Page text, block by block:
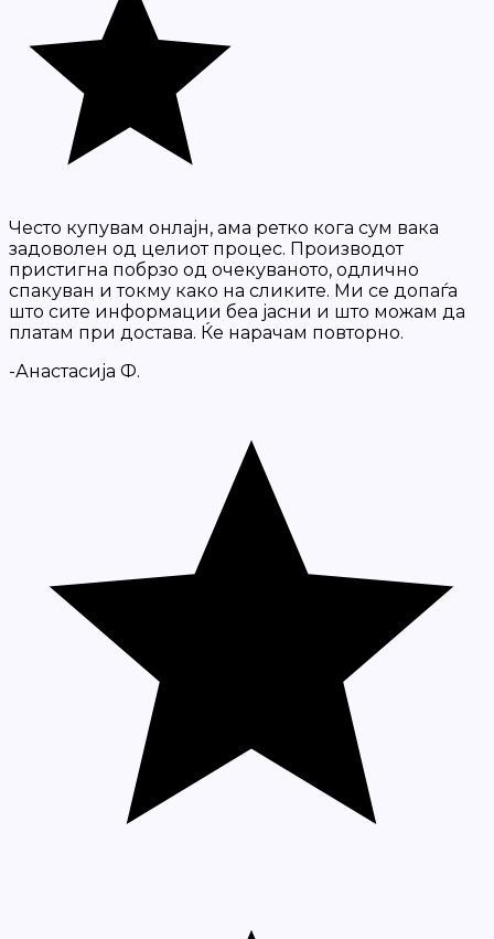
Често купувам онлајн, ама ретко кога сум вака
задоволен од целиот процес. Производот
пристигна побрзо од очекуваното, одлично
спакуван и токму како на сликите. Ми се допаѓа
што сите информации беа јасни и што можам да
платам при достава. Ќе нарачам повторно.
-Анастасија Ф.